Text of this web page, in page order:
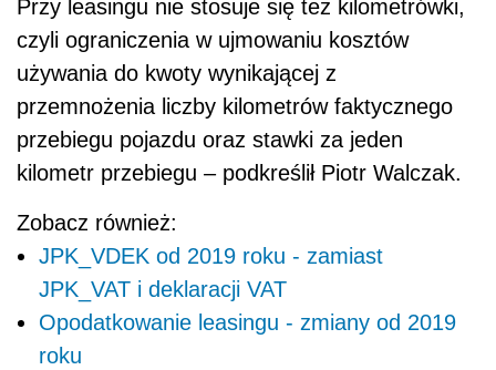
Przy leasingu nie stosuje się też kilometrówki,
czyli ograniczenia w ujmowaniu kosztów
używania do kwoty wynikającej z
przemnożenia liczby kilometrów faktycznego
przebiegu pojazdu oraz stawki za jeden
kilometr przebiegu – podkreślił Piotr Walczak.
Zobacz również:
JPK_VDEK od 2019 roku - zamiast
JPK_VAT i deklaracji VAT
Opodatkowanie leasingu - zmiany od 2019
roku